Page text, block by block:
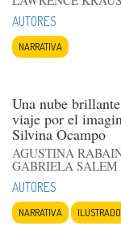
AUTORES
NARRATIVA
Una nube
viaje por el
Silvina Ocampo
AGUSTINA
GABRIELA SALEM
AUTORES
NARRATIVA ILUSTRADO